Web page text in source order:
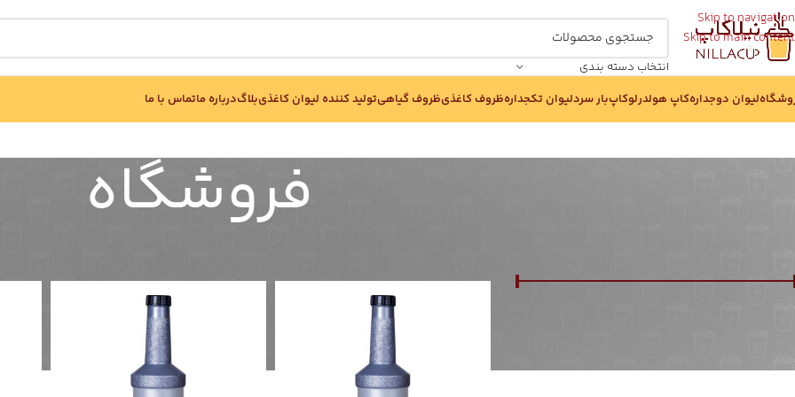
Skip to navigation
Skip to main content
انتخاب دسته بندی
لیوان دوجدارهکاپ هولدرلوکاپبار سردلیوان تکجدارهظروف کاغذیظروف گیاهیتولید کننده لیوان کاغذیبلاگدرباره ماتماس با ما
فروشگاه